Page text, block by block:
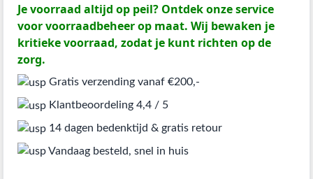
Je voorraad altijd op peil? Ontdek onze service
voor voorraadbeheer op maat. Wij bewaken je
kritieke voorraad, zodat je kunt richten op de
zorg.
Gratis verzending vanaf €200,-
Klantbeoordeling 4,4 / 5
14 dagen bedenktijd & gratis retour
Vandaag besteld, snel in huis